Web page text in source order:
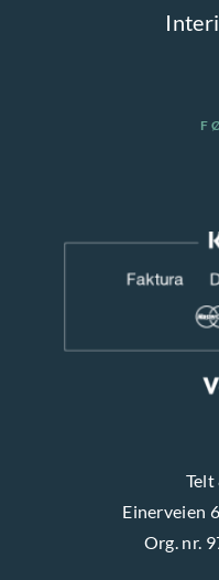
Telt
Einerveien
Org. nr.